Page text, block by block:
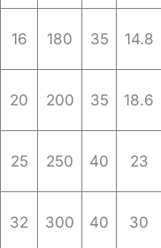
16 180 35 14.8
20 200 35 18.6
25 250 40 23
32 300 40 30